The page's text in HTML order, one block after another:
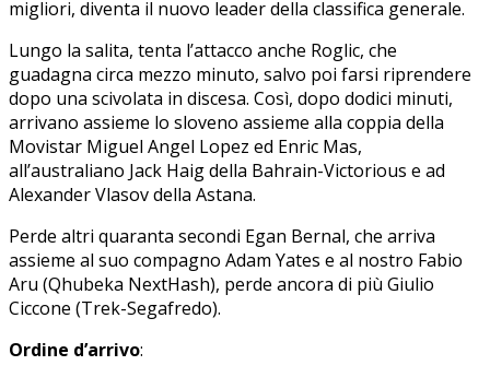
migliori, diventa il nuovo leader della classifica generale.
Lungo la salita, tenta l’attacco anche Roglic, che
guadagna circa mezzo minuto, salvo poi farsi riprendere
dopo una scivolata in discesa. Così, dopo dodici minuti,
arrivano assieme lo sloveno assieme alla coppia della
Movistar Miguel Angel Lopez ed Enric Mas,
all’australiano Jack Haig della Bahrain-Victorious e ad
Alexander Vlasov della Astana.
Perde altri quaranta secondi Egan Bernal, che arriva
assieme al suo compagno Adam Yates e al nostro Fabio
Aru (Qhubeka NextHash), perde ancora di più Giulio
Ciccone (Trek-Segafredo).
Ordine d’arrivo: